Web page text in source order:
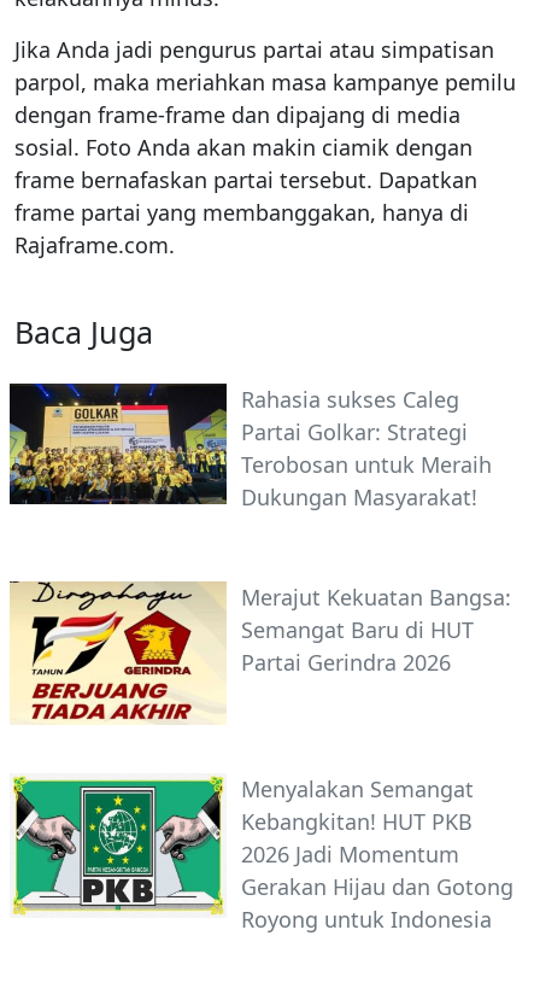
Jika Anda jadi pengurus partai atau simpatisan
parpol, maka meriahkan masa kampanye pemilu
dengan frame-frame dan dipajang di media
sosial. Foto Anda akan makin ciamik dengan
frame bernafaskan partai tersebut. Dapatkan
frame partai yang membanggakan, hanya di
Rajaframe.com.
Baca Juga
Rahasia sukses Caleg
Partai Golkar: Strategi
Terobosan untuk Meraih
Dukungan Masyarakat!
Merajut Kekuatan Bangsa:
Semangat Baru di HUT
Partai Gerindra 2026
Menyalakan Semangat
Kebangkitan! HUT PKB
2026 Jadi Momentum
Gerakan Hijau dan Gotong
Royong untuk Indonesia